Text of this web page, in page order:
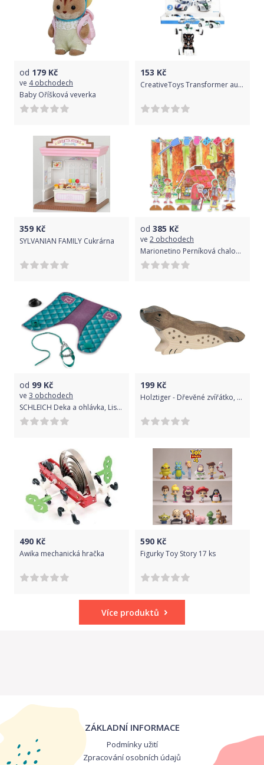
od 179 Kč
ve 4 obchodech
Baby Oříšková veverka
153 Kč
CreativeToys Transformer auto policie 12cm
359 Kč
SYLVANIAN FAMILY Cukrárna
od 385 Kč
ve 2 obchodech
Marionetino Perníková chaloupka - scéna s figurkami
od 99 Kč
ve 3 obchodech
SCHLEICH Deka a ohlávka, Lisa a Storm
199 Kč
Holztiger - Dřevěné zvířátko, Tuleň
490 Kč
Awika mechanická hračka
590 Kč
Figurky Toy Story 17 ks
Více produktů
ZÁKLADNÍ INFORMACE
Podmínky užití
Zpracování osobních údajů